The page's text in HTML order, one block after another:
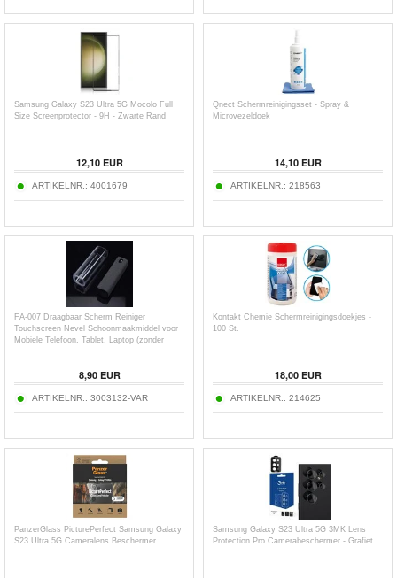
Samsung Galaxy S23 Ultra 5G Mocolo Full
Size Screenprotector - 9H - Zwarte Rand
12,10EUR
ARTIKELNR.: 4001679
Qnect Schermreinigingsset - Spray &
Microvezeldoek
14,10EUR
ARTIKELNR.: 218563
FA-007 Draagbaar Scherm Reiniger
Touchscreen Nevel Schoonmaakmiddel voor
Mobiele Telefoon, Tablet, Laptop (zonder
8,90EUR
ARTIKELNR.: 3003132-VAR
Kontakt Chemie Schermreinigingsdoekjes -
100 St.
18,00EUR
ARTIKELNR.: 214625
PanzerGlass PicturePerfect Samsung Galaxy
S23 Ultra 5G Cameralens Beschermer
Samsung Galaxy S23 Ultra 5G 3MK Lens
Protection Pro Camerabeschermer - Grafiet